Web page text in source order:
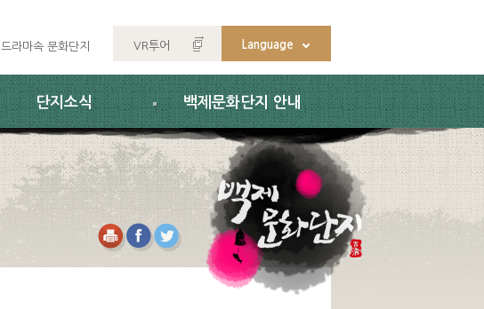
드라마속 문화단지 VR투어 Language
단지소식 백제문화단지 안내